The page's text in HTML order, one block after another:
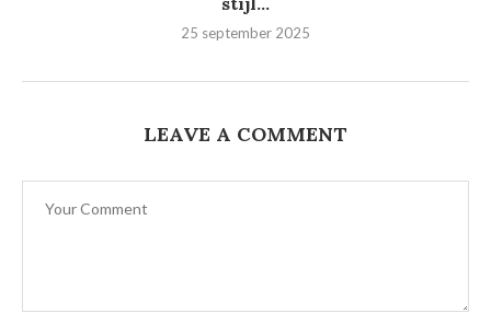
25 september 2025
LEAVE A COMMENT